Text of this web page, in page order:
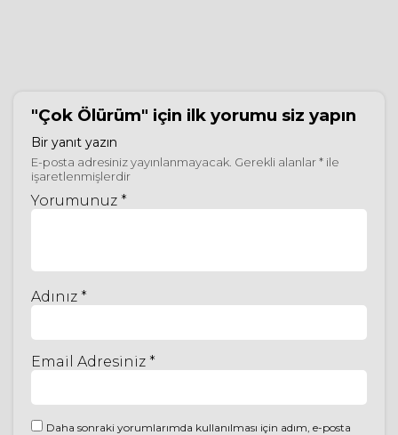
"Çok Ölürüm" için ilk yorumu siz yapın
Bir yanıt yazın
E-posta adresiniz yayınlanmayacak. Gerekli alanlar* ile
işaretlenmişlerdir
Yorumunuz *
Adınız *
Email Adresiniz *
Daha sonraki yorumlarımda kullanılması için adım, e-posta